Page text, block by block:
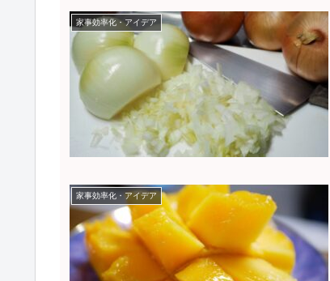
家事効率化・アイデア
家事効率化・アイデア